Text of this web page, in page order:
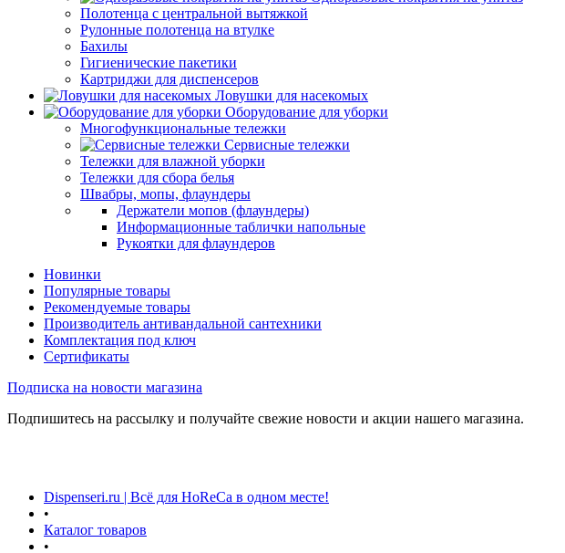
Полотенца с центральной вытяжкой
Рулонные полотенца на втулке
Бахилы
Гигиенические пакетики
Картриджи для диспенсеров
Ловушки для насекомых
Оборудование для уборки
Многофункциональные тележки
Сервисные тележки
Тележки для влажной уборки
Тележки для сбора белья
Швабры, мопы, флаундеры
Держатели мопов (флаундеры)
Информационные таблички напольные
Рукоятки для флаундеров
Новинки
Популярные товары
Рекомендуемые товары
Производитель антивандальной сантехники
Комплектация под ключ
Сертификаты
Подписка на новости магазина
Подпишитесь на рассылку и получайте свежие новости и акции нашего магазина.
Dispenseri.ru | Всё для HoReCa в одном месте!
•
Каталог товаров
•